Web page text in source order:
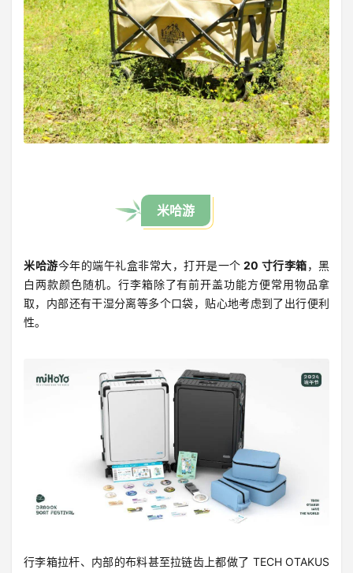
米哈游
米哈游今年的端午礼盒非常大，打开是一个 20 寸行李箱，黑
白两款颜色随机。行李箱除了有前开盖功能方便常用物品拿
取，内部还有干湿分离等多个口袋，贴心地考虑到了出行便利
性。
行李箱拉杆、内部的布料甚至拉链齿上都做了 TECH OTAKUS